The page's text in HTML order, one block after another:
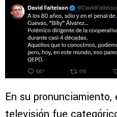
naturaleza crítica que
periodista.